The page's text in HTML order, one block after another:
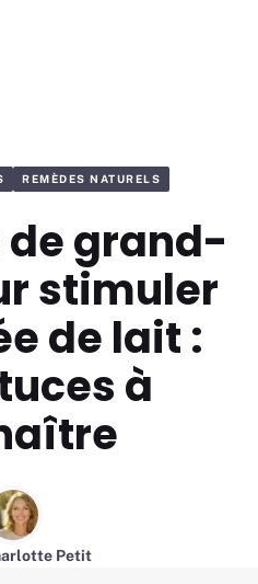
REMÈDES NATURELS
de grand-
stimuler
de lait :
à
Petit